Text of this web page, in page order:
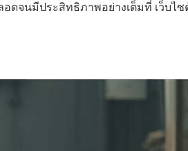
ดจนมีประสิทธิภาพอย่างเต็มที่ เว็บไซ